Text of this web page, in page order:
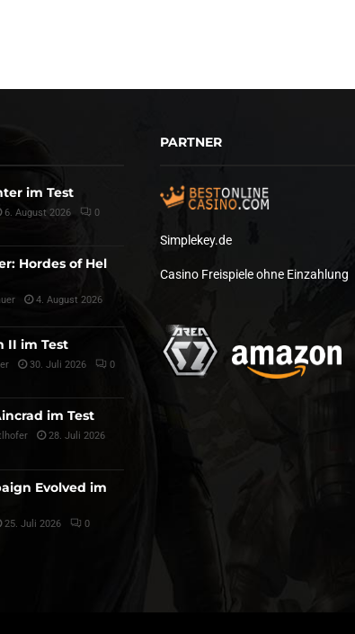
im Test
6. August 2026 0
Hordes of Hel
4. August 2026
II im Test
30. Juli 2026 0
im Test
28. Juli 2026
Evolved im
25. Juli 2026 0
PARTNER
Simplekey.de
Casino Freispiele ohne Einzahlung